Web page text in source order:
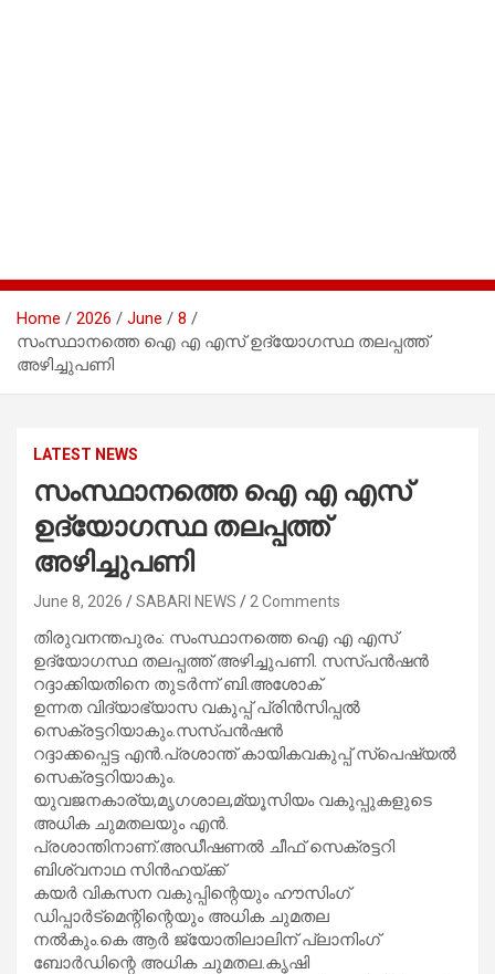
Home 2026 June
8
സംസ്ഥാനത്തെ ഐ എ എസ് ഉദ്യോഗസ്ഥ തലപ്പത്ത്
അഴിച്ചുപണി
LATEST NEWS
സംസ്ഥാനത്തെ ഐ എ എസ്
ഉദ്യോഗസ്ഥ തലപ്പത്ത്
അഴിച്ചുപണി
June 8, 2026 SABARI NEWS 2 Comments
തിരുവനന്തപുരം: സംസ്ഥാനത്തെ ഐ എ എസ്
ഉദ്യോഗസ്ഥ തലപ്പത്ത് അഴിച്ചുപണി. സസ്പന്‍ഷന്‍
റദ്ദാക്കിയതിനെ തുടര്‍ന്ന് ബി.അശോക്
ഉന്നത വിദ്യാഭ്യാസ വകുപ്പ് പ്രിന്‍സിപ്പല്‍
സെക്രട്ടറിയാകും.സസ്പന്‍ഷന്‍
റദ്ദാക്കപ്പെട്ട എന്‍.പ്രശാന്ത് കായികവകുപ്പ് സ്‌പെഷ്യല്‍
സെക്രട്ടറിയാകും.
യുവജനകാര്യ,മൃഗശാല,മ്യൂസിയം വകുപ്പുകളുടെ
അധിക ചുമതലയും എന്‍.
പ്രശാന്തിനാണ്.അഡീഷണല്‍ ചീഫ് സെക്രട്ടറി
ബിശ്വനാഥ സിന്‍ഹയ്‌ക്ക്
കയര്‍ വികസന വകുപ്പിന്റെയും ഹൗസിംഗ്
ഡിപ്പാര്‍ട്‌മെന്റിന്റെയും അധിക ചുമതല
നല്‍കും.കെ ആര്‍ ജ്യോതിലാലിന് പ്ലാനിംഗ്
ബോര്‍ഡിന്റെ അധിക ചുമതല.കൃഷി